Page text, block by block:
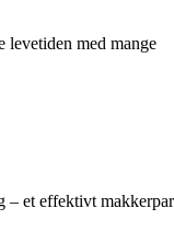
med mange
– et effektivt makkerpar